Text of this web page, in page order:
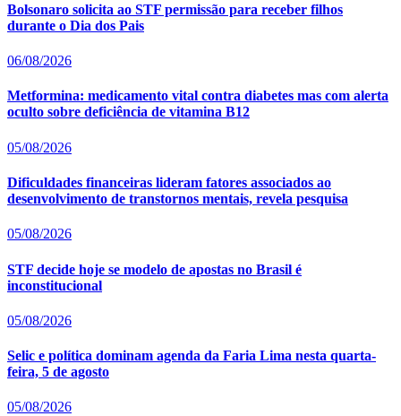
Bolsonaro solicita ao STF permissão para receber filhos
durante o Dia dos Pais
06/08/2026
Metformina: medicamento vital contra diabetes mas com alerta
oculto sobre deficiência de vitamina B12
05/08/2026
Dificuldades financeiras lideram fatores associados ao
desenvolvimento de transtornos mentais, revela pesquisa
05/08/2026
STF decide hoje se modelo de apostas no Brasil é
inconstitucional
05/08/2026
Selic e política dominam agenda da Faria Lima nesta quarta-
feira, 5 de agosto
05/08/2026